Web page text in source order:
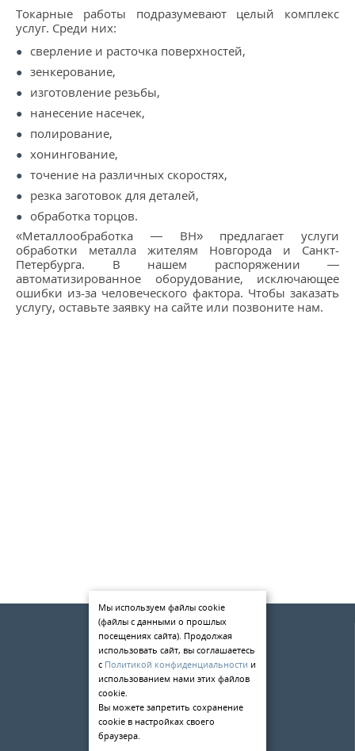
Токарные работы подразумевают целый комплекс
услуг. Среди них:
сверление и расточка поверхностей,
зенкерование,
изготовление резьбы,
нанесение насечек,
полирование,
хонингование,
точение на различных скоростях,
резка заготовок для деталей,
обработка торцов.
«Металлообработка — ВН» предлагает услуги
обработки металла жителям Новгорода и Санкт-
Петербурга. В нашем распоряжении —
автоматизированное оборудование, исключающее
ошибки из-за человеческого фактора. Чтобы заказать
услугу, оставьте заявку на сайте или позвоните нам.
О компании
Услуги
Статьи
198084,г. Санкт-Петербург
Мы используем файлы cookie
(файлы с данными о прошлых
посещениях сайта). Продолжая
использовать сайт, вы соглашаетесь
с Политикой конфиденциальности и
использованием нами этих файлов
cookie.
Вы можете запретить сохранение
cookie в настройках своего
браузера.